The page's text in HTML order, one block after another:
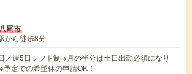
尾市
から徒歩8分
週5日シフト制 ※月の半分は土日出勤必須になり
予定での希望休の申請OK！